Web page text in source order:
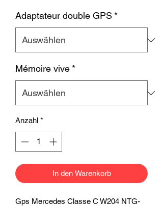
Adaptateur double GPS *
Mémoire vive *
Anzahl *
In den Warenkorb
Gps Mercedes Classe C W204 NTG-